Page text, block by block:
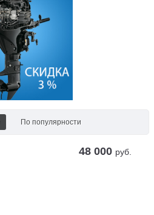
По популярности
48 000 руб.